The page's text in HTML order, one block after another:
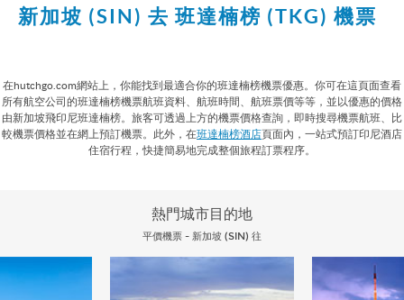
新加坡 (SIN) 去 班達楠榜 (TKG) 機票
在hutchgo.com網站上，你能找到最適合你的班達楠榜機票優惠。你可在這頁面查看
所有航空公司的班達楠榜機票航班資料、航班時間、航班票價等等，並以優惠的價格
由新加坡飛印尼班達楠榜。旅客可透過上方的機票價格查詢，即時搜尋機票航班、比
較機票價格並在網上預訂機票。此外，在班達楠榜酒店頁面內，一站式預訂印尼酒店
住宿行程，快捷簡易地完成整個旅程訂票程序。
熱門城市目的地
平價機票 - 新加坡 (SIN) 往